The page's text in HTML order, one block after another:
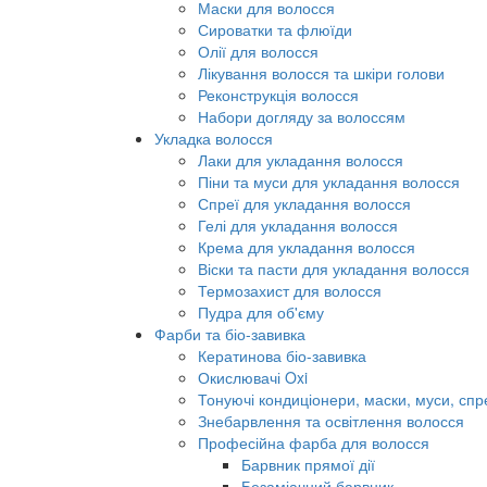
Маски для волосся
Сироватки та флюїди
Олії для волосся
Лікування волосся та шкіри голови
Реконструкція волосся
Набори догляду за волоссям
Укладка волосся
Лаки для укладання волосся
Піни та муси для укладання волосся
Спреї для укладання волосся
Гелі для укладання волосся
Крема для укладання волосся
Віски та пасти для укладання волосся
Термозахист для волосся
Пудра для об'єму
Фарби та біо-завивка
Кератинова біо-завивка
Окислювачі Oxi
Тонуючі кондиціонери, маски, муси,
Знебарвлення та освітлення волосся
Професійна фарба для волосся
Барвник прямої дії